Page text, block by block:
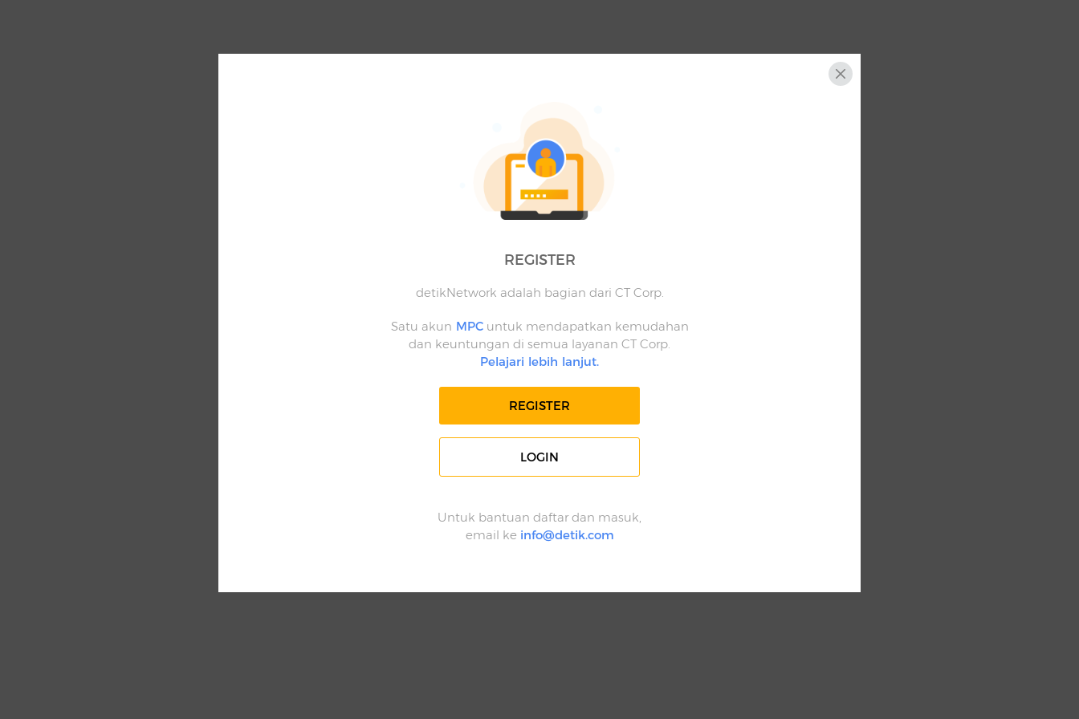
REGISTER
detikNetwork adalah bagian dari CT Corp.
Satu akun MPCuntuk mendapatkan kemudahan
dan keuntungan di semua layanan CT Corp.
Pelajari lebih lanjut.
REGISTER
LOGIN
Untuk bantuan daftar dan masuk,
email ke info@detik.com